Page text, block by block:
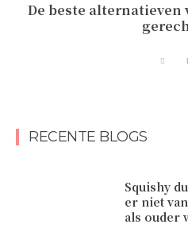
De beste alternatieven
RECENTE BLOGS
Squishy
er niet
als ouder